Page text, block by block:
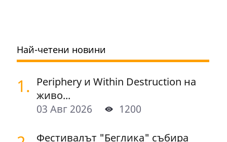
Най-четени новини
1. Periphery и Within Destruction на
живо...
03 Авг 2026
1200
Фестивалът "Беглика" събира